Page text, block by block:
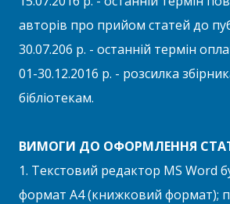
авторів про прийом статей до
30.07.206 р. - останній термін
01-30.12.2016 р. - розсилка
бібліотекам.
ВИМОГИ ДО ОФОРМЛЕННЯ
1. Текстовий редактор MS Word
формат А4 (книжковий формат);